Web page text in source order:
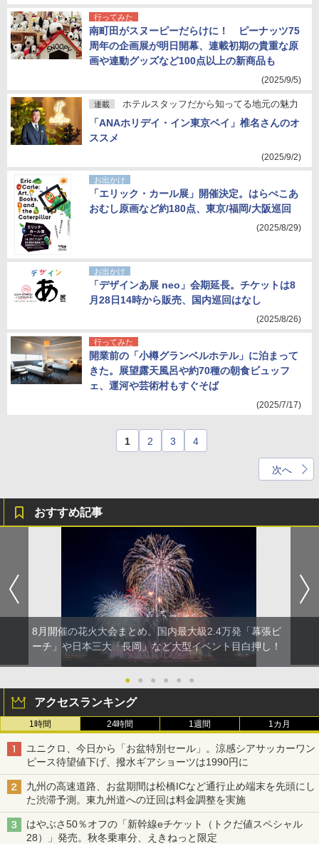
行ってみた
南町田がスヌーピーだらけに！ ピーナッツ75
周年の企画展が明日開幕、連載初期の貴重な原
画や連動グッズなど100点以上の新商品も
(2025/9/5)
連載 ホテルスタッフだから知ってる地元の魅力
「ANAホリデイ・イン東京ベイ」椎名さんのオ
ススメ
(2025/9/2)
お出かけ
「エリック・カール展」開催決定。はらぺこあ
おむし原画など約180点、東京/福岡/大阪巡回
(2025/8/29)
お出かけ
「デザインあ展 neo」会期延長。チケットは8
月28日14時から販売、国内巡回はなし
(2025/8/26)
行ってみた
開業前の「小樽グランベルホテル」に泊まって
きた。展望露天風呂や約70種の朝食ビュッフ
ェ、運河や芸術村もすぐそば
(2025/7/17)
1 2 3 4
次へ
おすすめ記事
8月開催の花火大会まとめ。国内最大級2.4万発「幕張ビ
ーチ」や日本三大「長岡」など大型イベント目白押し！
● ● ● ● ● ●
アクセスランキング
1時間 24時間 1週間 1カ月
ユニクロ、今日から「お盆特別セール」。涼感シアサッカーワン
ピース待望値下げ、撥水ギアショーツは1990円に
九州の高速道路、お盆期間は松橋ICなど通行止め端末を先頭にし
た渋滞予測。東九州道への迂回は料金調整を実施
はやぶさ50％オフの「新幹線eチケット（トクだ値スペシャル
28）」発売。秋冬乗車分、えきねっと限定